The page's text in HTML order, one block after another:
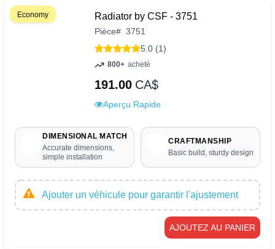
Economy Radiator by CSF - 3751
Pièce# 3751
5.0 (1)
800+ acheté
191.00 CA$
Aperçu Rapide
DIMENSIONAL MATCH
Accurate dimensions,
simple installation
CRAFTMANSHIP
Basic build, sturdy design
Ajouter un véhicule pour garantir l'ajustement
AJOUTEZ AU PANIER